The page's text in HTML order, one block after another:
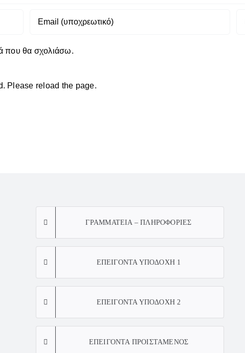
που θα σχολιάσω.
Please reload the page.
ΓΡΑΜΜΑΤΕΙΑ – ΠΛΗΡΟΦΟΡΙΕΣ
ΕΠΕΙΓΟΝΤΑ ΥΠΟΔΟΧΗ 1
ΕΠΕΙΓΟΝΤΑ ΥΠΟΔΟΧΗ 2
ΕΠΕΙΓΟΝΤΑ ΠΡΟΙΣΤΑΜΕΝΟΣ